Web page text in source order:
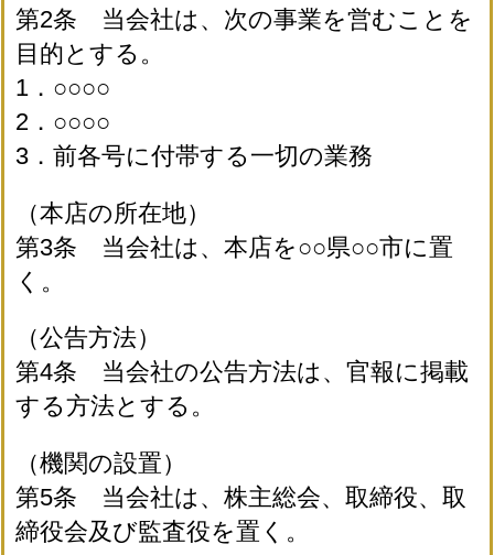
第2条 当会社は、次の事業を営むことを
目的とする。
1．○○○○
2．○○○○
3．前各号に付帯する一切の業務
（本店の所在地）
第3条 当会社は、本店を○○県○○市に置
く。
（公告方法）
第4条 当会社の公告方法は、官報に掲載
する方法とする。
（機関の設置）
第5条 当会社は、株主総会、取締役、取
締役会及び監査役を置く。